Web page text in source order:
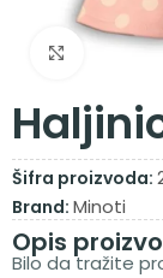
Zumiraj
Šifra proizvoda:
Brand: Minoti
Opis
Bilo da tražite